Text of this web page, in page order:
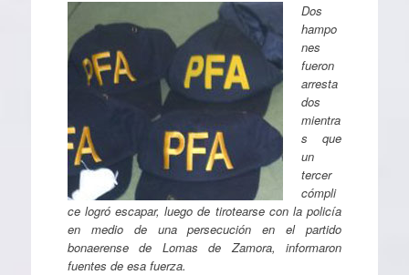
Dos
hampo
nes
fueron
arresta
dos
mientra
s que
un
tercer
cómpli
ce logró escapar, luego de tirotearse con la policía
en medio de una persecución en el partido
bonaerense de Lomas de Zamora, informaron
fuentes de esa fuerza.